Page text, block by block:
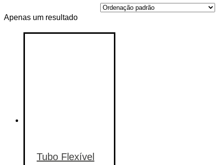
On sale(14)
Apenas um resultado
Tubo Flexível